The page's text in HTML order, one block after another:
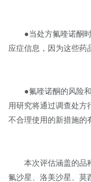
●当处方氟喹诺酮时
应症信息，因为这些药
●氟喹诺酮的风险和
用研究将通过调查处方
不合理使用的新措施的
本次评估涵盖的品种
氟沙星、洛美沙星、莫